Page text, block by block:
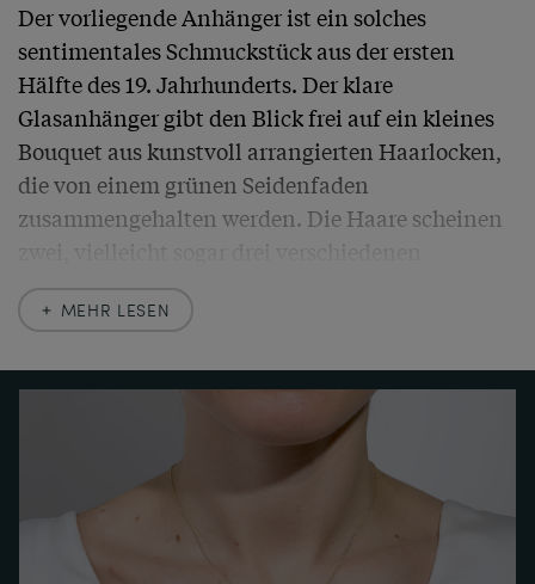
Der vorliegende Anhänger ist ein solches
sentimentales Schmuckstück aus der ersten
Hälfte des 19. Jahrhunderts. Der klare
Glasanhänger gibt den Blick frei auf ein kleines
Bouquet aus kunstvoll arrangierten Haarlocken,
die von einem grünen Seidenfaden
zusammengehalten werden. Die Haare scheinen
Geschwistern, besten Freunden oder den Kindern
Gefasst ist das Glas in Gold. Alternierend zeigt
der Rahmen plastische Blattelemente und
granatrote Glaspasten, die im Rosenschliff
gearbeitet sind. Unterhalb ist eine kleine Perle
beweglich abgehängt.
MEHR LESEN